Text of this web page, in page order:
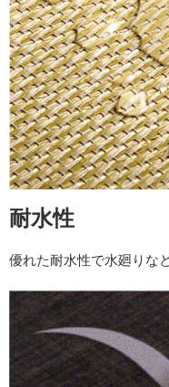
耐水性
優れた耐水性で水廻りな